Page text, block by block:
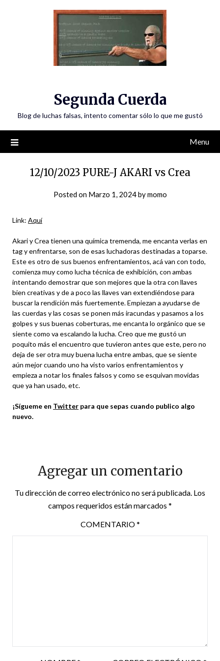
Segunda Cuerda
Blog de luchas falsas, intento comentar sólo lo que me gustó
Menu
12/10/2023 PURE-J AKARI vs Crea
Posted on Marzo 1, 2024bymomo
Link: Aquí
Akari y Crea tienen una química tremenda, me encanta verlas en
tag y enfrentarse, son de esas luchadoras destinadas a toparse.
Este es otro de sus buenos enfrentamientos, acá van con todo,
comienza muy como lucha técnica de exhibición, con ambas
intentando demostrar que son mejores que la otra con llaves
bien creativas y de a poco las llaves van extendiéndose para
buscar la rendición más fuertemente. Empiezan a ayudarse de
las cuerdas y las cosas se ponen más iracundas y pasamos a los
golpes y sus buenas coberturas, me encanta lo orgánico que se
siente como va escalando la lucha. Creo que me gustó un
poquito más el encuentro que tuvieron antes que este, pero no
deja de ser otra muy buena lucha entre ambas, que se siente
aún mejor cuando uno ha visto varios enfrentamientos y
empieza a notar los finales falsos y como se esquivan movidas
que ya han usado, etc.
¡Sígueme en Twitter para que sepas cuando publico algo
nuevo.
Agregar un comentario
Tu dirección de correo electrónico no será publicada. Los
campos requeridos están marcados *
COMENTARIO*